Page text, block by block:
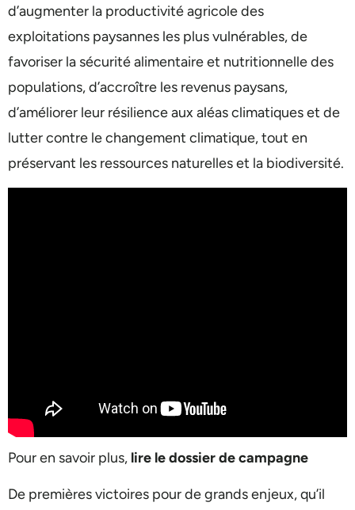
d’augmenter la productivité agricole des
exploitations paysannes les plus vulnérables, de
favoriser la sécurité alimentaire et nutritionnelle des
populations, d’accroître les revenus paysans,
d’améliorer leur résilience aux aléas climatiques et de
lutter contre le changement climatique, tout en
préservant les ressources naturelles et la biodiversité.
Pour en savoir plus, lire le dossier de campagne
De premières victoires pour de grands enjeux, qu’il